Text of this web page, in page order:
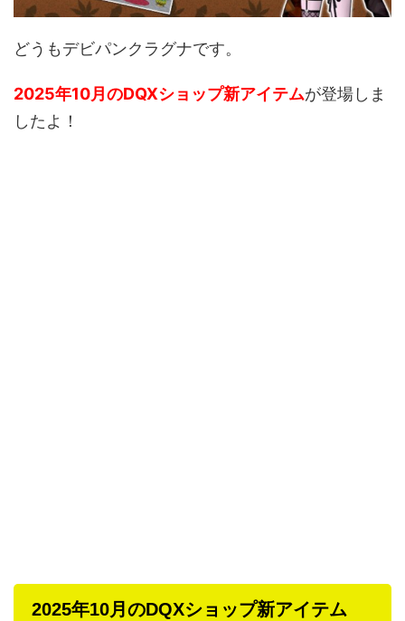
どうもデビパンクラグナです。
2025年10月のDQXショップ新アイテムが登場しま
したよ！
2025年10月のDQXショップ新アイテム